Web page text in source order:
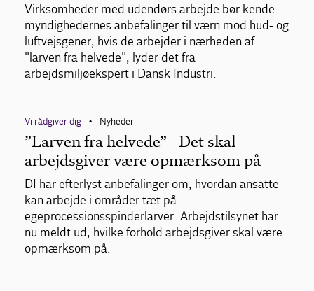
Virksomheder med udendørs arbejde bør kende
myndighedernes anbefalinger til værn mod hud- og
luftvejsgener, hvis de arbejder i nærheden af
"larven fra helvede", lyder det fra
arbejdsmiljøekspert i Dansk Industri.
Vi rådgiver dig • Nyheder
”Larven fra helvede” - Det skal
arbejdsgiver være opmærksom på
DI har efterlyst anbefalinger om, hvordan ansatte
kan arbejde i områder tæt på
egeprocessionsspinderlarver. Arbejdstilsynet har
nu meldt ud, hvilke forhold arbejdsgiver skal være
opmærksom på.